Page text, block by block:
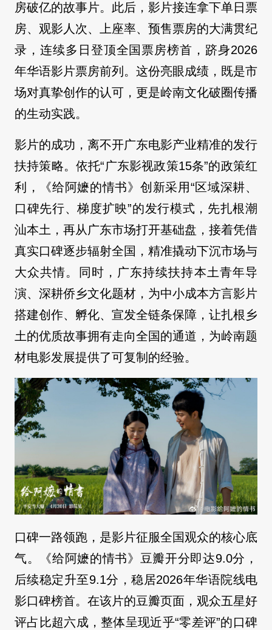
房破亿的故事片。此后，影片接连拿下单日票
房、观影人次、上座率、预售票房的大满贯纪
录，连续多日登顶全国票房榜首，跻身2026
年华语影片票房前列。这份亮眼成绩，既是市
场对真挚创作的认可，更是岭南文化破圈传播
的生动实践。
影片的成功，离不开广东电影产业精准的发行
扶持策略。依托“广东影视政策15条”的政策红
利，《给阿嬷的情书》创新采用“区域深耕、
口碑先行、梯度扩映”的发行模式，先扎根潮
汕本土，再从广东市场打开基础盘，接着凭借
真实口碑逐步辐射全国，精准撬动下沉市场与
大众共情。同时，广东持续扶持本土青年导
演、深耕侨乡文化题材，为中小成本方言影片
搭建创作、孵化、宣发全链条保障，让扎根乡
土的优质故事拥有走向全国的通道，为岭南题
材电影发展提供了可复制的经验。
口碑一路领跑，是影片征服全国观众的核心底
气。《给阿嬷的情书》豆瓣开分即达9.0分，
后续稳定升至9.1分，稳居2026年华语院线电
影口碑榜首。在该片的豆瓣页面，观众五星好
评占比超六成，整体呈现近乎“零差评”的口碑